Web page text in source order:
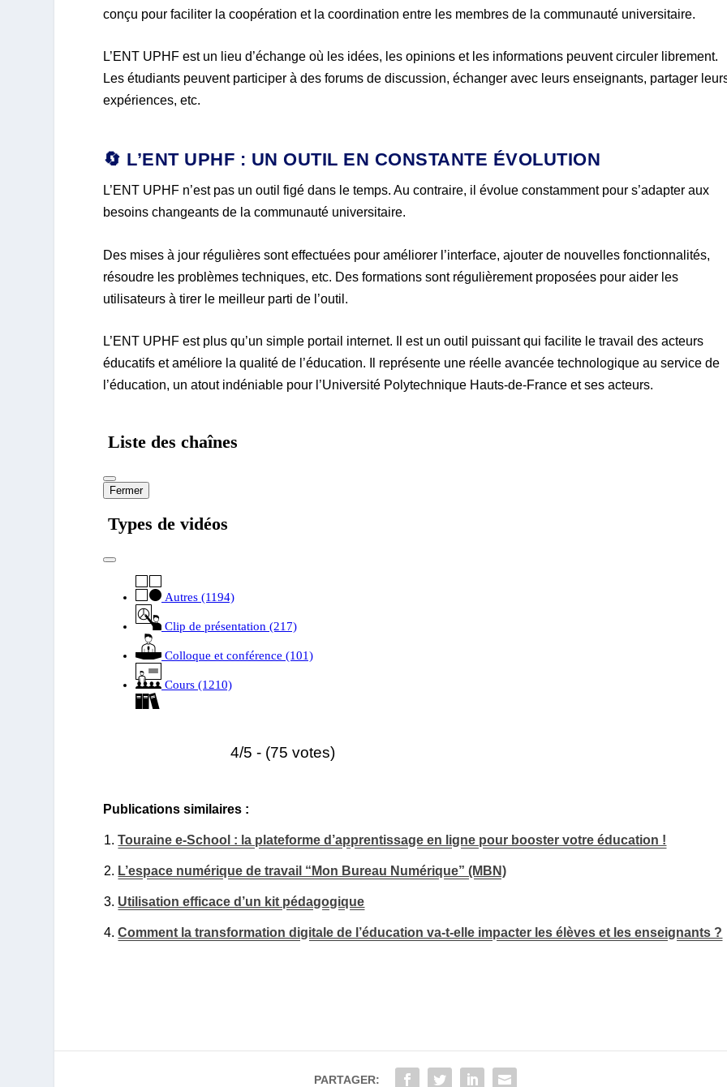
conçu pour faciliter la coopération et la coordination entre les membres de la communauté universitaire.
L’ENT UPHF est un lieu d’échange où les idées, les opinions et les informations peuvent circuler librement.
Les étudiants peuvent participer à des forums de discussion, échanger avec leurs enseignants, partager
expériences, etc.
🔄 L’ENT UPHF : UN OUTIL EN CONSTANTE ÉVOLUTION
L’ENT UPHF n’est pas un outil figé dans le temps. Au contraire, il évolue constamment pour s’adapter aux
besoins changeants de la communauté universitaire.
Des mises à jour régulières sont effectuées pour améliorer l’interface, ajouter de nouvelles fonctionnalités,
résoudre les problèmes techniques, etc. Des formations sont régulièrement proposées pour aider les
utilisateurs à tirer le meilleur parti de l’outil.
L’ENT UPHF est plus qu’un simple portail internet. Il est un outil puissant qui facilite le travail des acteurs
éducatifs et améliore la qualité de l’éducation. Il représente une réelle avancée technologique au service de
l’éducation, un atout indéniable pour l’Université Polytechnique Hauts-de-France et ses acteurs.
4/5 - (75 votes)
Publications similaires :
Touraine e-School : la plateforme d’apprentissage en ligne pour booster votre éducation !
L’espace numérique de travail “Mon Bureau Numérique” (MBN)
Utilisation efficace d’un kit pédagogique
Comment la transformation digitale de l’éducation va-t-elle impacter les élèves et les enseignants ?
PARTAGER: